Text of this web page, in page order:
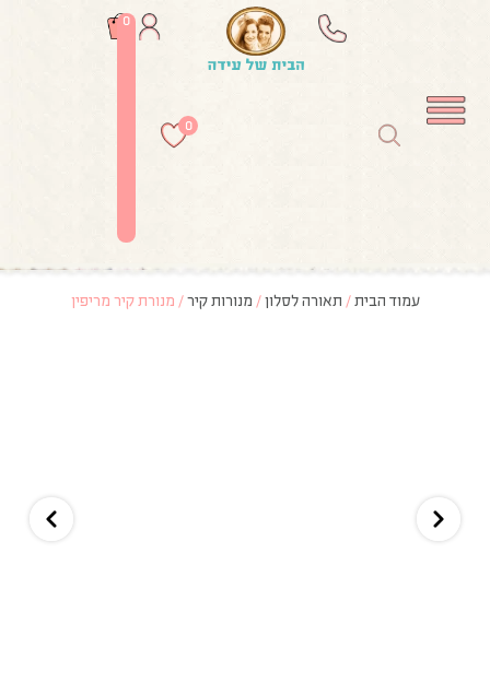
0
0
עמוד הבית/ תאורה לסלון/ מנורות קיר/ מנורת קיר מריפין